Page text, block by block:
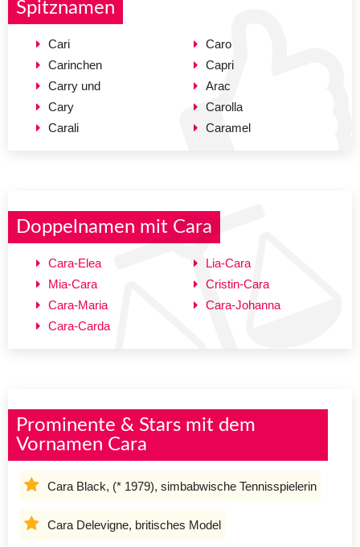
Spitznamen
Cari
Carinchen
Carry und
Cary
Carali
Caro
Capri
Arac
Carolla
Caramel
Doppelnamen mit Cara
Cara-Elea
Mia-Cara
Cara-Maria
Cara-Carda
Lia-Cara
Cristin-Cara
Cara-Johanna
Prominente & Stars mit dem
Vornamen Cara
Cara Black, (* 1979), simbabwische Tennisspielerin
Cara Delevigne, britisches Model